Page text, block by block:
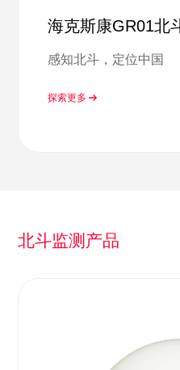
海克斯康GR01北
感知北斗，定位中国
探索更多
北斗监测产品